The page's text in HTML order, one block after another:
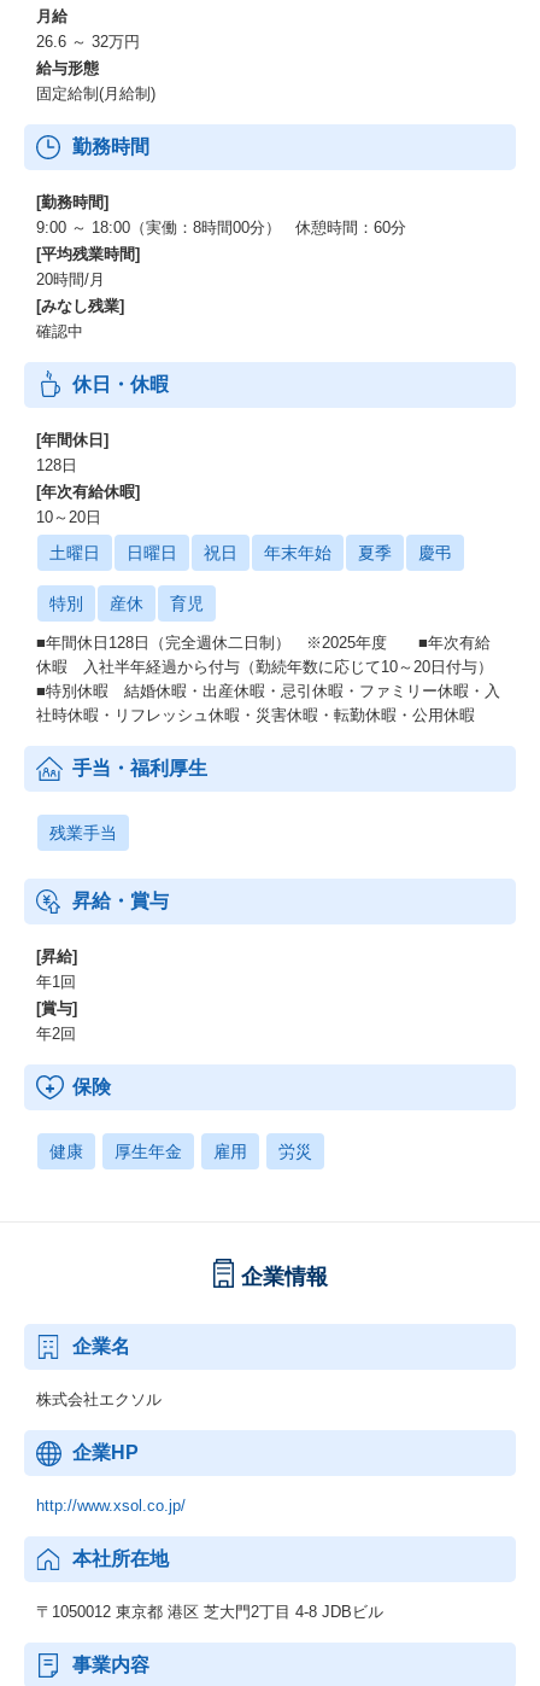
月給
26.6 ～ 32万円
給与形態
固定給制(月給制)
勤務時間
[勤務時間]
9:00 ～ 18:00（実働：8時間00分） 休憩時間：60分
[平均残業時間]
20時間/月
[みなし残業]
確認中
休日・休暇
[年間休日]
128日
[年次有給休暇]
10～20日
土曜日 日曜日 祝日 年末年始 夏季 慶弔
特別 産休 育児
■年間休日128日（完全週休二日制） ※2025年度 ■年次有給
休暇 入社半年経過から付与（勤続年数に応じて10～20日付与）
■特別休暇 結婚休暇・出産休暇・忌引休暇・ファミリー休暇・入
社時休暇・リフレッシュ休暇・災害休暇・転勤休暇・公用休暇
手当・福利厚生
残業手当
昇給・賞与
[昇給]
年1回
[賞与]
年2回
保険
健康 厚生年金 雇用 労災
企業情報
企業名
株式会社エクソル
企業HP
http://www.xsol.co.jp/
本社所在地
〒1050012 東京都 港区 芝大門2丁目 4-8 JDBビル
事業内容